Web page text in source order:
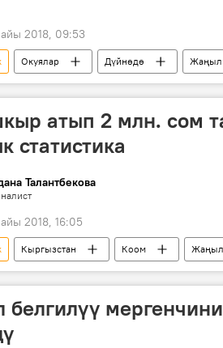
2018, 09:53
Окуялар Дүйнөдө
атып 2 млн. сом
статистика
Талантбекова
2018, 16:05
Кыргызстан Коом
сом жырткыч миллион
белгилүү